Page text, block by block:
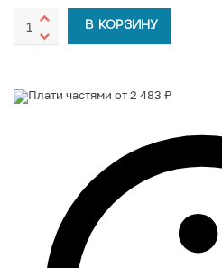
В КОРЗИНУ
Плати частями от 2 483 ₽